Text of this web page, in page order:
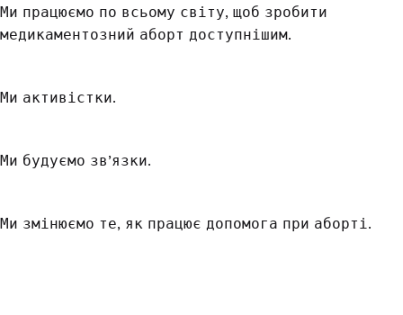
Ми працюємо по всьому світу, щоб зробити
медикаментозний аборт доступнішим.
Ми активістки.
Ми будуємо зв’язки.
Ми змінюємо те, як працює допомога при аборті.